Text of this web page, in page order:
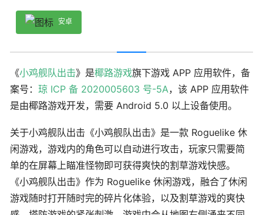
安卓
《小鸡舰队出击》是椰路游戏旗下游戏 APP 应用软件，备
案号： 琼 ICP 备 2020005603 号-5A，该 APP 应用软件
是由椰路游戏开发，需要 Android 5.0 以上设备使用。
关于小鸡舰队出击《小鸡舰队出击》是一款 Roguelike 休
闲游戏，游戏内的角色可以自动进行攻击，玩家只需要简
单的在屏幕上瞄准怪物即可获得爽快的割草游戏快感。
《小鸡舰队出击》作为 Roguelike 休闲游戏，融合了休闲
游戏随时打开随时完的碎片化体验，以及割草游戏的爽快